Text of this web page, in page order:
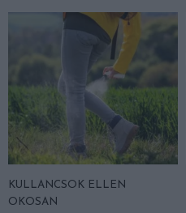
KULLANCSOK ELLEN
OKOSAN